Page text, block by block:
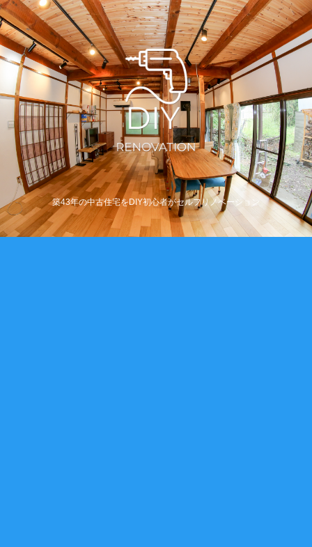
築43年の中古住宅をDIY初心者がセルフリノベーション